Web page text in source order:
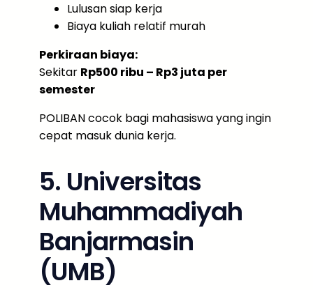
Lulusan siap kerja
Biaya kuliah relatif murah
Perkiraan biaya:
Sekitar Rp500 ribu – Rp3 juta per
semester
POLIBAN cocok bagi mahasiswa yang ingin
cepat masuk dunia kerja.
5. Universitas
Muhammadiyah
Banjarmasin
(UMB)